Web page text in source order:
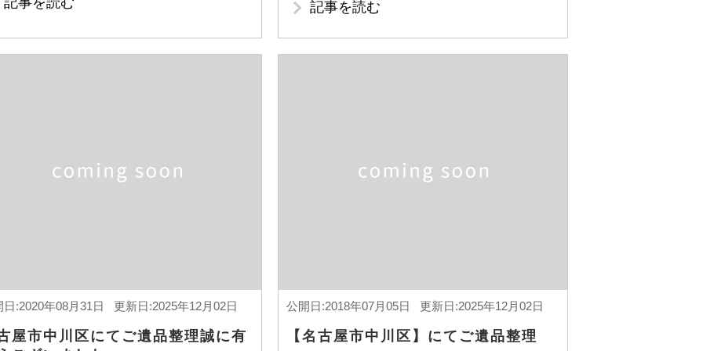
記事を読む
日:2020年08月31日 更新日:2025年12月02日
屋市中川区にてご遺品整理誠に有
公開日:2018年07月05日 更新日:2025年12月02日
【名古屋市中川区】にてご遺品整理